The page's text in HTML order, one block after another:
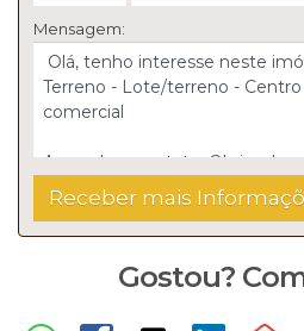
Mensagem:
Gostou?